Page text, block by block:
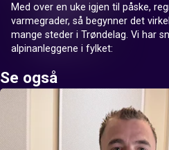
Med over en uke igjen til påske,
varmegrader, så begynner det
mange steder i Trøndelag. Vi har
alpinanleggene i fylket:
Se også